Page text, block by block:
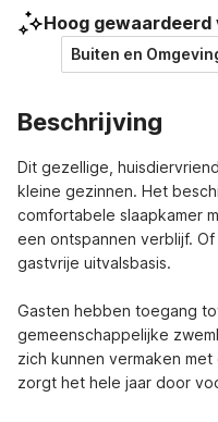
Hoog gewaardeerd
Buiten en
Beschrijving
Dit gezellige,
kleine gezinnen. Het
comfortabele slaapkamer
een ontspannen verblijf.
gastvrije uitvalsbasis.
Gasten hebben toegang
gemeenschappelijke
zich kunnen vermaken
zorgt het hele jaar door